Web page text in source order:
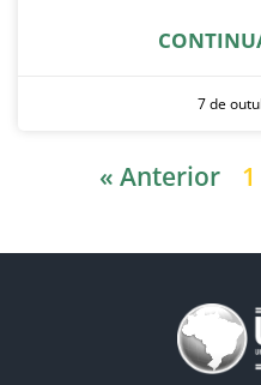
7 de
« Anterior 1